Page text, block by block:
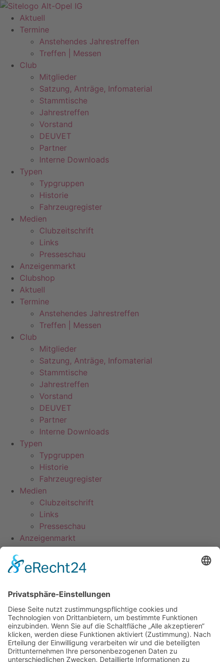
Zum
Inhalt
springen
Aktuell
Termine
Anstehendes Jahrestreffen
Treffen | Messen
Club
Mitglieder
Satzung, Anträge, Infomaterial
Stammtische
Jahrestreffen
Vorstand
DEUVET
Partner
Interne Downloads
Typen
Typgruppen
Historie
Fahrzeugregister
Medien
Clubzeitschrift
Links
Presseschau
Anzeigenmarkt
Clubshop
Aktuell
Termine
Anstehendes Jahrestreffen
Treffen | Messen
Club
Mitglieder
Satzung, Anträge, Infomaterial
Stammtische
Jahrestreffen
Vorstand
DEUVET
Partner
Interne Downloads
Typen
Typgruppen
Historie
Fahrzeugregister
Medien
Clubzeitschrift
Links
Presseschau
Anzeigenmarkt
Clubshop
LogIn
Impressum
Datenschutzerklärung
Mitgliederbereich
Facebook
Instagram
Umsetzung:DOUBLE-A-DESIGN